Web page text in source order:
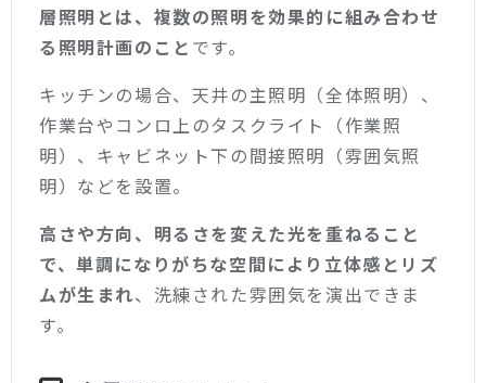
層照明とは、複数の照明を効果的に組み合わせ
る照明計画のこと です。
キッチンの場合、天井の主照明（全体照明）、
作業台やコンロ上のタスクライト（作業照
明）、キャビネット下の間接照明（雰囲気照
明）などを設置。
高さや方向、明るさを変えた光を重ねること
で、単調になりがちな空間により立体感とリズ
ムが生まれ、洗練された雰囲気を演出できま
す。